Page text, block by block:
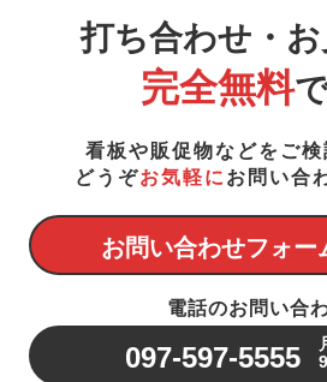
打ち合わせ・
完全無料
看板や販促物などをご検
どうぞお気軽に お問い合
お問い合わせフォー
電話のお問い合
097-597-5555